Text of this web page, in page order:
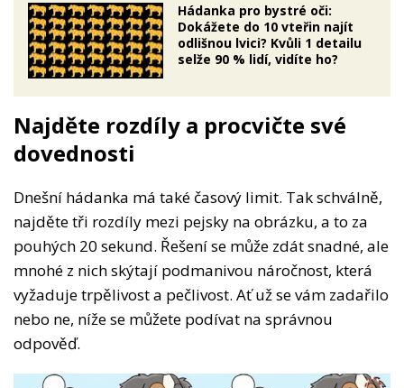
Hádanka pro bystré oči:
Dokážete do 10 vteřin najít
odlišnou lvici? Kvůli 1 detailu
selže 90 % lidí, vidíte ho?
Najděte rozdíly a procvičte své
dovednosti
Dnešní hádanka má také časový limit. Tak schválně,
najděte tři rozdíly mezi pejsky na obrázku, a to za
pouhých 20 sekund. Řešení se může zdát snadné, ale
mnohé z nich skýtají podmanivou náročnost, která
vyžaduje trpělivost a pečlivost. Ať už se vám zadařilo
nebo ne, níže se můžete podívat na správnou
odpověď.